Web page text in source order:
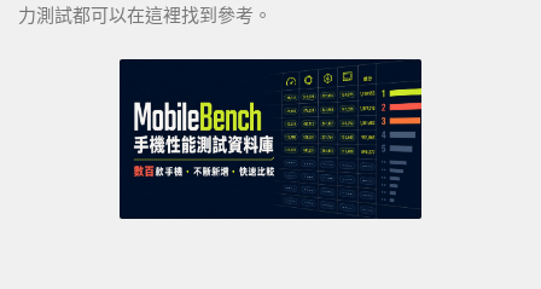
力測試都可以在這裡找到參考。